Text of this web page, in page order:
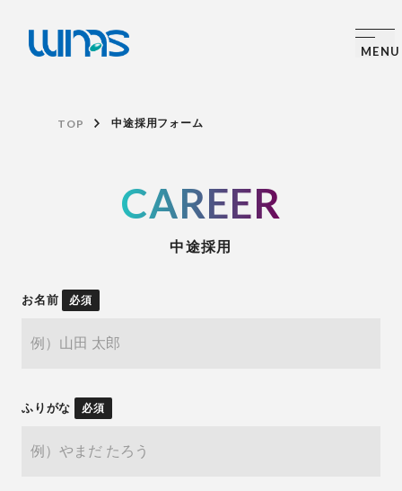
TOP 中途採用フォーム
CAREER
中途採用
お名前 必須
ふりがな 必須